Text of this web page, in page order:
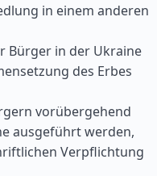
in einem anderen
Bürger in der Ukraine
des Erbes
vorübergehend
ausgeführt werden,
Verpflichtung